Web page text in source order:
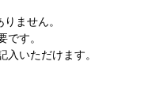
ません。
です。
入いただけます。